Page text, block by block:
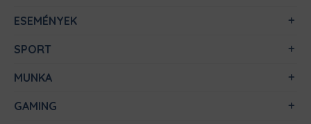
ESEMÉNYEK
SPORT
MUNKA
GAMING